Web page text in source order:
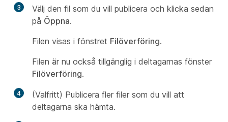
3
Välj den fil som du vill publicera och klicka sedan
på Öppna.
Filen visas i fönstret Filöverföring.
Filen är nu också tillgänglig i deltagarnas fönster
Filöverföring.
4
(Valfritt) Publicera fler filer som du vill att
deltagarna ska hämta.